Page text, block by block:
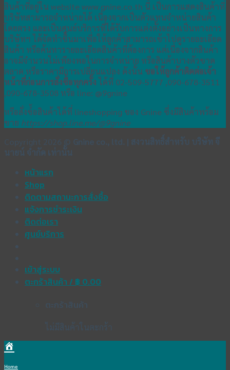
สินค้าที่อยู่ใน website www.gnine.co.th นี้ เป็นการแสดงสินค้าที่
บริษัทสามารถจำหน่ายได้ เนื่องจากเป็นตัวแทนจำหน่ายสินค้า
โดยตรง และเป็นศูนย์บริการที่ได้รับการแต่งตั้งอย่างเป็นทางการ
บริษัทฯ ได้จัดทำขึ้นมาเพื่อให้ลูกค้าสามารถเข้าไปดูรายละเอียด
สินค้า หรือค้นหารายละเอียดสินค้าที่ต้องการ แต่เนื่องจากสินค้า
อาจมีจำนวนไม่เพียงพอในการจำหน่าย หรือสินค้าบางตัวขาด
ตลาด หรือราคามีการเปลี่ยนแปลง ดังนั้น ขอให้ลูกค้าติดต่อเจ้า
หน้าที่ก่อนการสั่งซื้อทุกครั้ง ได้ที่ 02-509-5777 ,090-678-3511
,090-678-3508 หรือ line: @9gnine
หรือสั่งซ์้อสินค้าได้ที่ lineshopping ของ Gnine ซึ่งมีสินค้าพร้อม
ขาย https://shop.line.me/@9gnine
Copyright 2026 © Gnine co., ltd. | สงวนสิทธิ์สำหรับ บริษัท จี
นายน์ จำกัด เท่านั้น
หน้าแรก
Shop
ติดตามสถานะการสั่งซื้อ
แจ้งการชำระเงิน
ติดต่อเรา
ศูนย์บริการ
เข้าสู่ระบบ
ตะกร้าสินค้า / ฿ 0.00
ตะกร้าสินค้า
ไม่มีสินค้าในตะกร้า
Home